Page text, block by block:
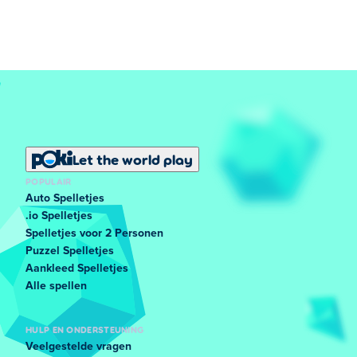
Let the world play
POPULAIR
Auto Spelletjes
.io Spelletjes
Spelletjes voor 2 Personen
Puzzel Spelletjes
Aankleed Spelletjes
Alle spellen
HULP EN ONDERSTEUNING
Veelgestelde vragen